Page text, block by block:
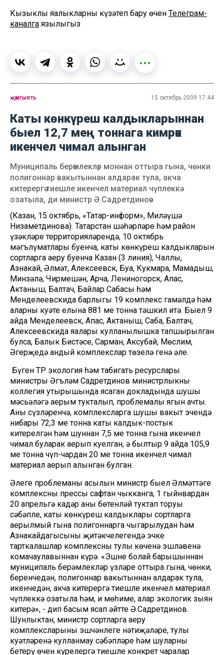
Кызыклы яңалыкларны күзәтеп бару өчен Телеграм-
каналга язылыгыз
җәмгыять 15 октябрь 2009 17:44
Каты көнкүреш калдыкларыннан
быел 12,7 мең тоннага кимрәк
икенчел чимал алынган
Муниципаль берәмлекләр моннан оттыра гына, чөнки
полигоннар вакытыннан алдарак тула, акча
китерергә тиешле икенчел материал чүплеккә
озатыла, ди министр Ә.Садретдинов
(Казан, 15 октябрь, «Татар-информ», Миләүшә
Низаметдинова). Татарстан шәһәрләре һәм район
үзәкләре территорияләрендә, 10 октябрь
мәгълүматлары буенча, каты көнкүреш калдыкларын
сортларга аеру буенча Казан (3 линия), Чаллы,
Азнакай, Әлмәт, Алексеевск, Буа, Кукмара, Мамадыш,
Минзәлә, Чирмешән, Арча, Лениногорск, Апас,
Актаныш, Балтач, Байлар Сабасы һәм
Менделеевскида барлыгы 19 комплекс гамәлдә һәм
аларның куәте елына 881 мең тонна тәшкил итә. Быел 9
айда Менделеевск, Апас, Актаныш, Саба, Балтач,
Алексеевскида яңалары кулланылышка тапшырылган
булса, Балык Бистәсе, Сарман, Аксубай, Мөслим,
Әгерҗедә андый комплекслар төзелә генә әле.
Бүген ТР экология һәм табигать ресурслары
министры Әгъләм Садретдинов министрлыкның
коллегия утырышында ясаган докладында шушы
мәсьәләгә аерым тукталып, проблемалы ягын ачты.
Аның сүзләренчә, комплексларга шушы вакыт эчендә
нибары 72,3 мең тонна каты калдык-постык
китерелгән һәм шуннан 7,5 мең тонна гына икенчел
чимал буларак аерып куелган, ә былтыр 9 айда 105,9
мең тонна чүп-чардан 20 мең тонна икенчел чимал
материал аерып алынган булган.
Әлеге проблеманың асылын министр быел Әлмәттәге
комплексның прессы сафтан чыкканга, 1 гыйнвардан
20 апрельгә кадәр аның бөтенләй туктап торуы
сәбәпле, каты көнкүреш калдыклары сортларга
аерылмый гына полигоннарга чыгарылудан һәм
Азнакайдагысының җитәкчелегендә эчке
тарткалашлар комплексның тулы көченә эшләвенә
комачаулавыннан күрә. «Эшнең болай барышыннан
муниципаль берәмлекләр үзләре оттыра гына, чөнки,
беренчедән, полигоннар вакытыннан алдарак тула,
икенчедән, акча китерергә тиешле икенчел материал
чүплеккә озатыла һәм, иң мөһиме, алар экологик зыян
китерә», - дип басым ясап әйтте Ә.Садретдинов.
Шунлыктан, министр сортларга аеру
комплексларының эшчәнлеге нәтиҗәләре, тулы
куәтләренә кулланмау сәбәпләре һәм шуларны
бетерү өчен күрелергә тиешле конкрет чаралар